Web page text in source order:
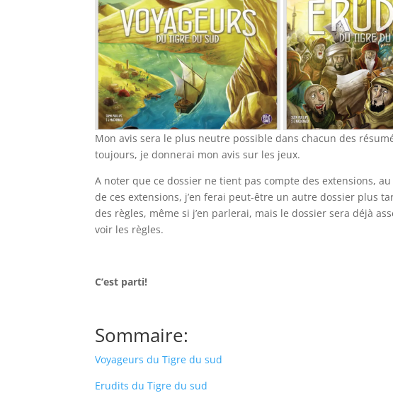
Mon avis sera le plus neutre possible dans chacun des
toujours, je donnerai mon avis sur les jeux.
A noter que ce dossier ne tient pas compte des extensions,
de ces extensions, j’en ferai peut-être un autre dossier plus
des règles, même si j’en parlerai, mais le dossier sera déjà
voir les règles.
C’est parti!
Sommaire:
Voyageurs du Tigre du sud
Erudits du Tigre du sud